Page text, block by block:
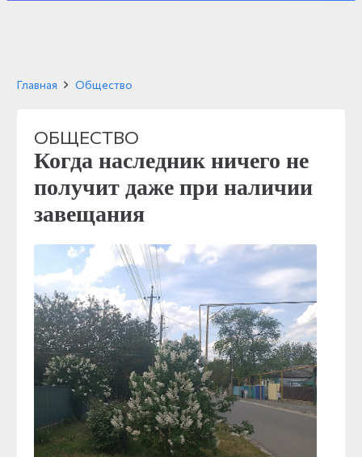
Главная Общество
ОБЩЕСТВО
Когда наследник ничего не
получит даже при наличии
завещания